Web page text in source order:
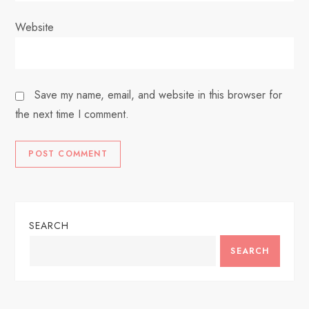
Website
Save my name, email, and website in this browser for
the next time I comment.
SEARCH
SEARCH